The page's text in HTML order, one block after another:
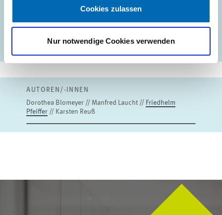
Cookies zulassen
Nur notwendige Cookies verwenden
Paper Nr. 10-041, Mannheim.
AUTOREN/-INNEN
Dorothea Blomeyer // Manfred Laucht // Friedhelm
Pfeiffer // Karsten Reuß